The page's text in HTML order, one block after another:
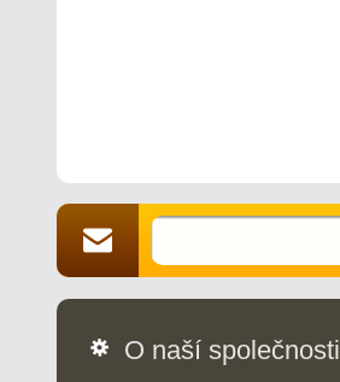
O naší společnosti